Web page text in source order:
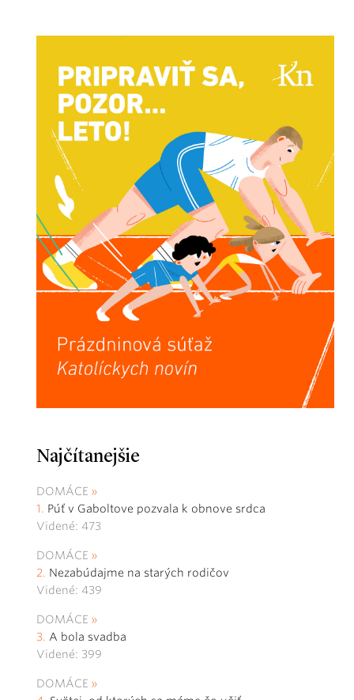
Najčítanejšie
DOMÁCE
Púť v Gaboltove pozvala k obnove srdca
Videné: 473
DOMÁCE
Nezabúdajme na starých rodičov
Videné: 439
DOMÁCE
A bola svadba
Videné: 399
DOMÁCE